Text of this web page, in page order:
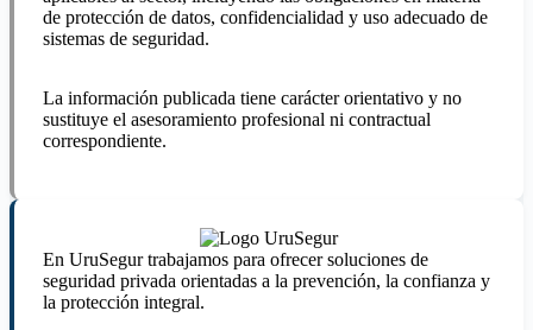
de protección de datos, confidencialidad y uso adecuado de
sistemas de seguridad.
La información publicada tiene carácter orientativo y no
sustituye el asesoramiento profesional ni contractual
correspondiente.
En UruSegur trabajamos para ofrecer soluciones de
seguridad privada orientadas a la prevención, la confianza y
la protección integral.